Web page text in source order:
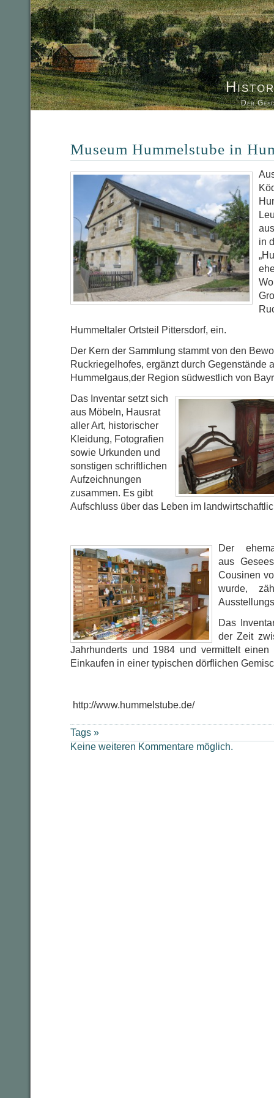
Der
Museum Hummelstube in
in
Hummeltaler Ortsteil Pittersdorf, ein.
Der Kern der Sammlung stammt von den
Ruckriegelhofes, ergänzt durch Gegenstände
Hummelgaus,der Region südwestlich von
Das Inventar setzt sich
aus Möbeln, Hausrat
aller Art, historischer
Kleidung, Fotografien
sowie Urkunden und
sonstigen schriftlichen
Aufzeichnungen
zusammen. Es gibt
Aufschluss über das Leben im
Der
aus
Cousinen
wurde,
Das
der Zeit
Jahrhunderts und 1984 und vermittelt
Einkaufen in einer typischen dörflichen
http://www.hummelstube.de/
Tags »
Keine weiteren Kommentare möglich.